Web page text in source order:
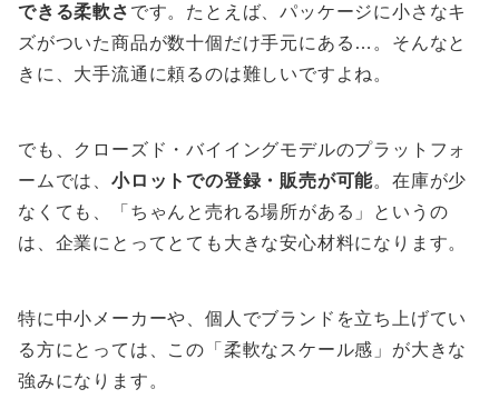
できる柔軟さ です。たとえば、パッケージに小さなキ
ズがついた商品が数十個だけ手元にある…。そんなと
きに、大手流通に頼るのは難しいですよね。
でも、クローズド・バイイングモデルのプラットフォ
ームでは、 小ロットでの登録・販売が可能。在庫が少
なくても、「ちゃんと売れる場所がある」というの
は、企業にとってとても大きな安心材料になります。
特に中小メーカーや、個人でブランドを立ち上げてい
る方にとっては、この「柔軟なスケール感」が大きな
強みになります。